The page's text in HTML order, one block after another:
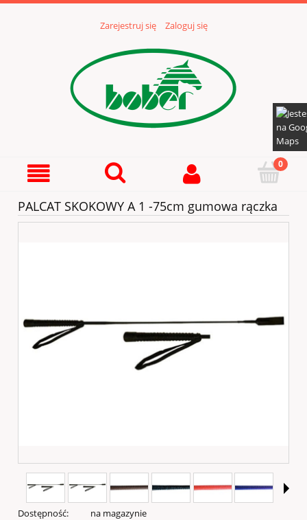
Zarejestruj się Zaloguj się
PALCAT SKOKOWY A 1 -75cm gumowa rączka
Dostępność: na magazynie